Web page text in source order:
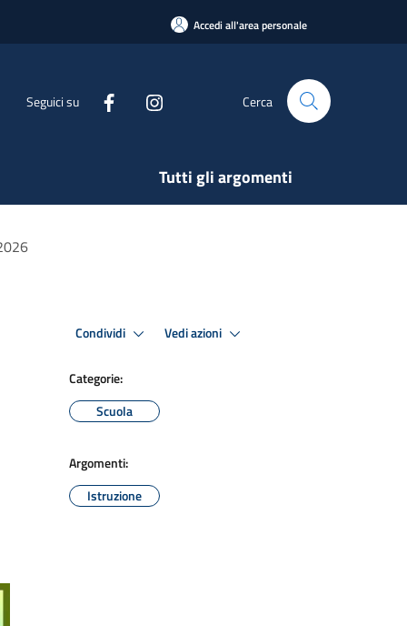
Accedi all'area personale
Seguici su Cerca
Tutti gli argomenti
Condividi Vedi azioni
Categorie:
Scuola
Argomenti:
Istruzione